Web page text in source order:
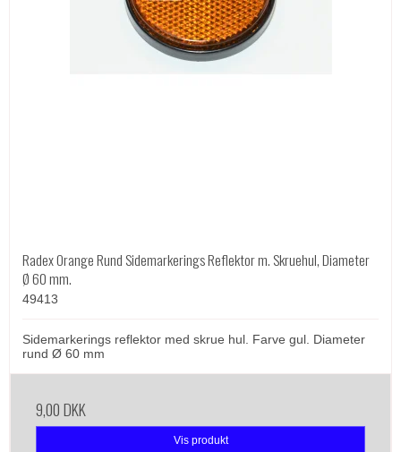
Radex Orange Rund Sidemarkerings Reflektor m. Skruehul, Diameter
Ø 60 mm.
49413
Sidemarkerings reflektor med skrue hul. Farve gul. Diameter
rund Ø 60 mm
9,00 DKK
Vis produkt